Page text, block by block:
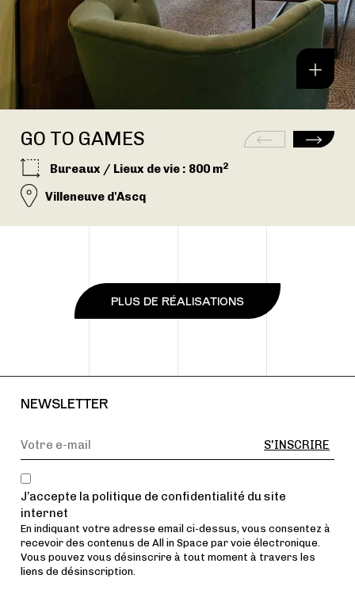
GO TO GAMES
Bureaux/ Lieux de vie: 800 m2
Villeneuve d'Ascq
PLUS DE RÉALISATIONS
NEWSLETTER
J’accepte la politique de confidentialité du site
internet
En indiquant votre adresse email ci-dessus, vous consentez à
recevoir des contenus de All in Space par voie électronique.
Vous pouvez vous désinscrire à tout moment à travers les
liens de désinscription.